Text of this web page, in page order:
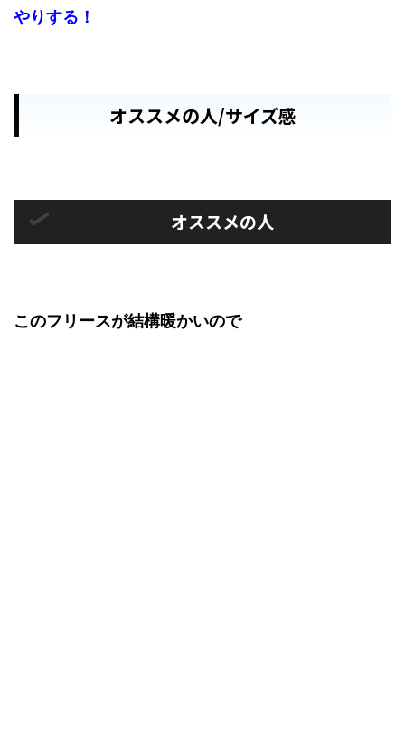
やりする！
オススメの人/サイズ感
オススメの人
このフリースが結構暖かいので